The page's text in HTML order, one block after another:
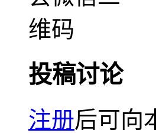
投稿讨论
注册后可向